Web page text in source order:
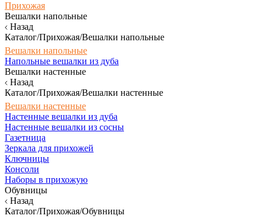
Прихожая
Вешалки напольные
Назад
Каталог/Прихожая/Вешалки напольные
Вешалки напольные
Напольные вешалки из дуба
Вешалки настенные
Назад
Каталог/Прихожая/Вешалки настенные
Вешалки настенные
Настенные вешалки из дуба
Настенные вешалки из сосны
Газетница
Зеркала для прихожей
Ключницы
Консоли
Наборы в прихожую
Обувницы
Назад
Каталог/Прихожая/Обувницы